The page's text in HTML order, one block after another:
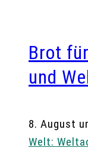
Brot
und
8. August
Welt: